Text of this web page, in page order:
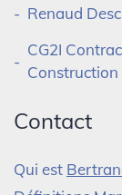
Renaud
CG2I
Contact
Qui est